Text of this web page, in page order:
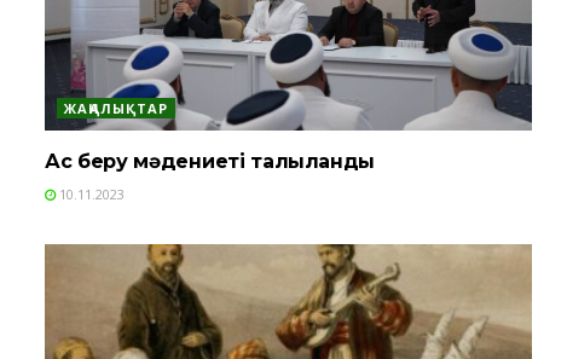
ЖАҢАЛЫҚТАР
Ас беру мәдениеті талқыланды
10.11.2023